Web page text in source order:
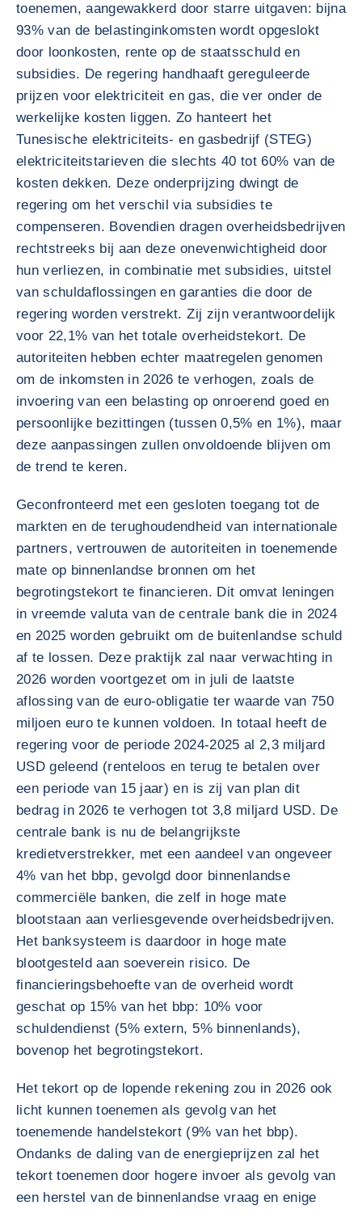
toenemen, aangewakkerd door starre uitgaven: bijna
93% van de belastinginkomsten wordt opgeslokt
door loonkosten, rente op de staatsschuld en
subsidies. De regering handhaaft gereguleerde
prijzen voor elektriciteit en gas, die ver onder de
werkelijke kosten liggen. Zo hanteert het
Tunesische elektriciteits- en gasbedrijf (STEG)
elektriciteitstarieven die slechts 40 tot 60% van de
kosten dekken. Deze onderprijzing dwingt de
regering om het verschil via subsidies te
compenseren. Bovendien dragen overheidsbedrijven
rechtstreeks bij aan deze onevenwichtigheid door
hun verliezen, in combinatie met subsidies, uitstel
van schuldaflossingen en garanties die door de
regering worden verstrekt. Zij zijn verantwoordelijk
voor 22,1% van het totale overheidstekort. De
autoriteiten hebben echter maatregelen genomen
om de inkomsten in 2026 te verhogen, zoals de
invoering van een belasting op onroerend goed en
persoonlijke bezittingen (tussen 0,5% en 1%), maar
deze aanpassingen zullen onvoldoende blijven om
de trend te keren.
Geconfronteerd met een gesloten toegang tot de
markten en de terughoudendheid van internationale
partners, vertrouwen de autoriteiten in toenemende
mate op binnenlandse bronnen om het
begrotingstekort te financieren. Dit omvat leningen
in vreemde valuta van de centrale bank die in 2024
en 2025 worden gebruikt om de buitenlandse schuld
af te lossen. Deze praktijk zal naar verwachting in
2026 worden voortgezet om in juli de laatste
aflossing van de euro-obligatie ter waarde van 750
miljoen euro te kunnen voldoen. In totaal heeft de
regering voor de periode 2024-2025 al 2,3 miljard
USD geleend (renteloos en terug te betalen over
een periode van 15 jaar) en is zij van plan dit
bedrag in 2026 te verhogen tot 3,8 miljard USD. De
centrale bank is nu de belangrijkste
kredietverstrekker, met een aandeel van ongeveer
4% van het bbp, gevolgd door binnenlandse
commerciële banken, die zelf in hoge mate
blootstaan aan verliesgevende overheidsbedrijven.
Het banksysteem is daardoor in hoge mate
blootgesteld aan soeverein risico. De
financieringsbehoefte van de overheid wordt
geschat op 15% van het bbp: 10% voor
schuldendienst (5% extern, 5% binnenlands),
bovenop het begrotingstekort.
Het tekort op de lopende rekening zou in 2026 ook
licht kunnen toenemen als gevolg van het
toenemende handelstekort (9% van het bbp).
Ondanks de daling van de energieprijzen zal het
tekort toenemen door hogere invoer als gevolg van
een herstel van de binnenlandse vraag en enige